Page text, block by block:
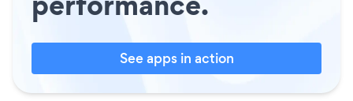
See apps in action